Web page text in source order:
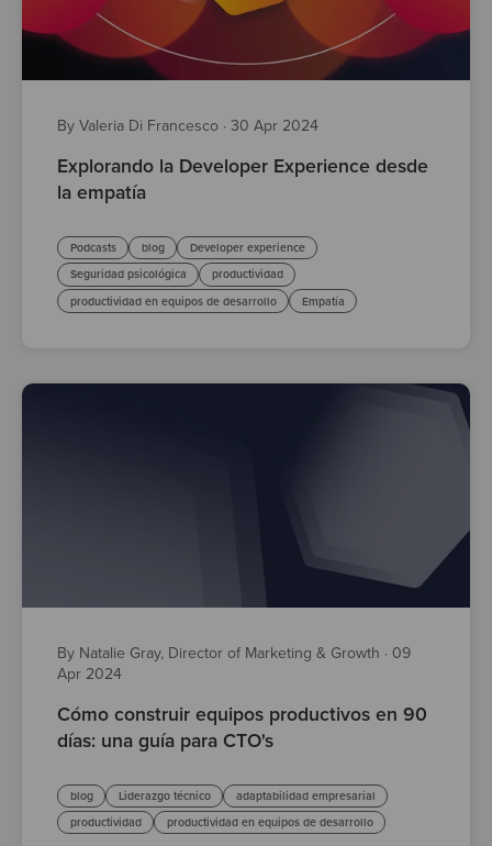
By Valeria Di Francesco · 30 Apr 2024
Explorando la Developer Experience desde
la empatía
Podcasts blog
Developer experience
Seguridad psicológica
productividad
productividad en equipos de desarrollo
Empatía
By Natalie Gray, Director of Marketing & Growth · 09
Apr 2024
Cómo construir equipos productivos en 90
días: una guía para CTO's
blog Liderazgo técnico
adaptabilidad empresarial
productividad
productividad en equipos de desarrollo